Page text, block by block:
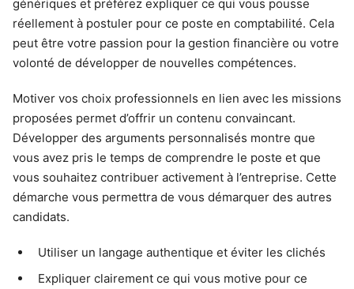
génériques et préférez expliquer ce qui vous pousse
réellement à postuler pour ce poste en comptabilité. Cela
peut être votre passion pour la gestion financière ou votre
volonté de développer de nouvelles compétences.
Motiver vos choix professionnels en lien avec les missions
proposées permet d’offrir un contenu convaincant.
Développer des arguments personnalisés montre que
vous avez pris le temps de comprendre le poste et que
vous souhaitez contribuer activement à l’entreprise. Cette
démarche vous permettra de vous démarquer des autres
candidats.
Utiliser un langage authentique et éviter les clichés
Expliquer clairement ce qui vous motive pour ce